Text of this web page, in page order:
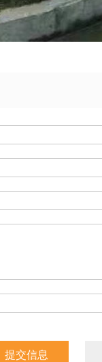
提交信息